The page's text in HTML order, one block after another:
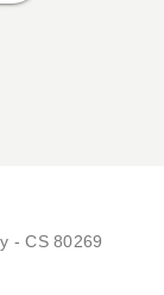
- CS 80269